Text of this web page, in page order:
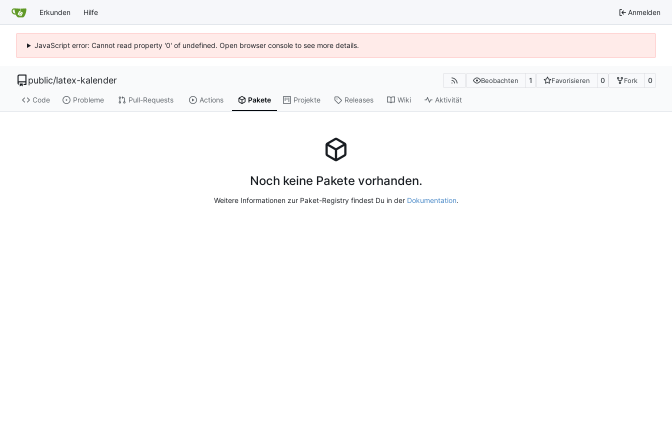
Erkunden Hilfe Anmelden
JavaScript error: Cannot read property '0' of undefined. Open browser console to see more details.
public/latex-kalender Beobachten 1 Favorisieren 0 Fork 0
Code Probleme Pull-Requests Actions Pakete Projekte Releases Wiki Aktivität
Noch keine Pakete vorhanden.
Weitere Informationen zur Paket-Registry findest Du in der Dokumentation.